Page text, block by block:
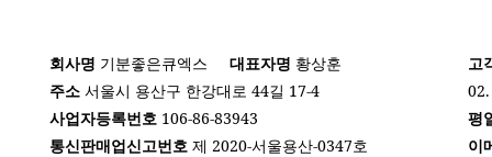
회사명 기분좋은큐엑스 대표자명 황상훈
주소 서울시 용산구 한강대로 44길 17-4
사업자등록번호 106-86-83943
통신판매업신고번호 제 2020-서울용산-0347호
고
평
이